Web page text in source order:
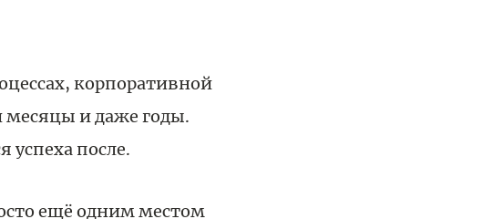
корпоративной
месяцы и даже годы.
успеха после.
ещё одним местом